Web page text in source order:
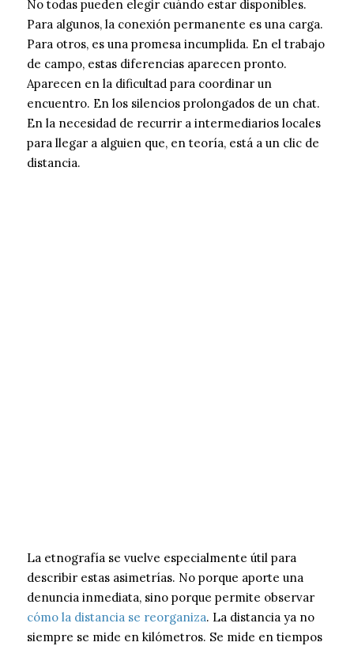
No todas pueden elegir cuándo estar disponibles.
Para algunos, la conexión permanente es una carga.
Para otros, es una promesa incumplida. En el trabajo
de campo, estas diferencias aparecen pronto.
Aparecen en la dificultad para coordinar un
encuentro. En los silencios prolongados de un chat.
En la necesidad de recurrir a intermediarios locales
para llegar a alguien que, en teoría, está a un clic de
distancia.
La etnografía se vuelve especialmente útil para
describir estas asimetrías. No porque aporte una
denuncia inmediata, sino porque permite observar
cómo la distancia se reorganiza. La distancia ya no
siempre se mide en kilómetros. Se mide en tiempos